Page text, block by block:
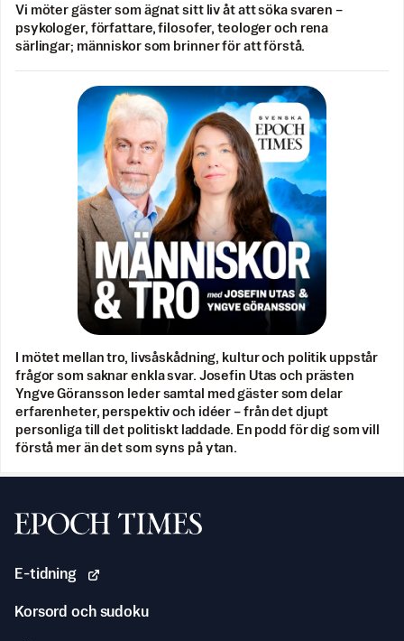
Vi möter gäster som ägnat sitt liv åt att söka svaren –
psykologer, författare, filosofer, teologer och rena
särlingar; människor som brinner för att förstå.
I mötet mellan tro, livsåskådning, kultur och politik uppstår
frågor som saknar enkla svar. Josefin Utas och prästen
Yngve Göransson leder samtal med gäster som delar
erfarenheter, perspektiv och idéer – från det djupt
personliga till det politiskt laddade. En podd för dig som vill
förstå mer än det som syns på ytan.
Svenska Epoch Times
E-tidning
Korsord och sudoku